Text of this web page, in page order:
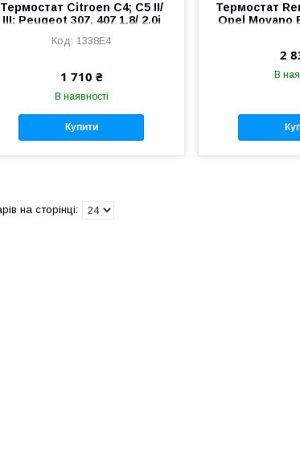
Термостат Citroen C4; C5 II/
III; Peugeot 307, 407 1.8/ 2.0i
1338E4
1 710 ₴
В наявності
Купити
Термостат
Opel Movano
2
В